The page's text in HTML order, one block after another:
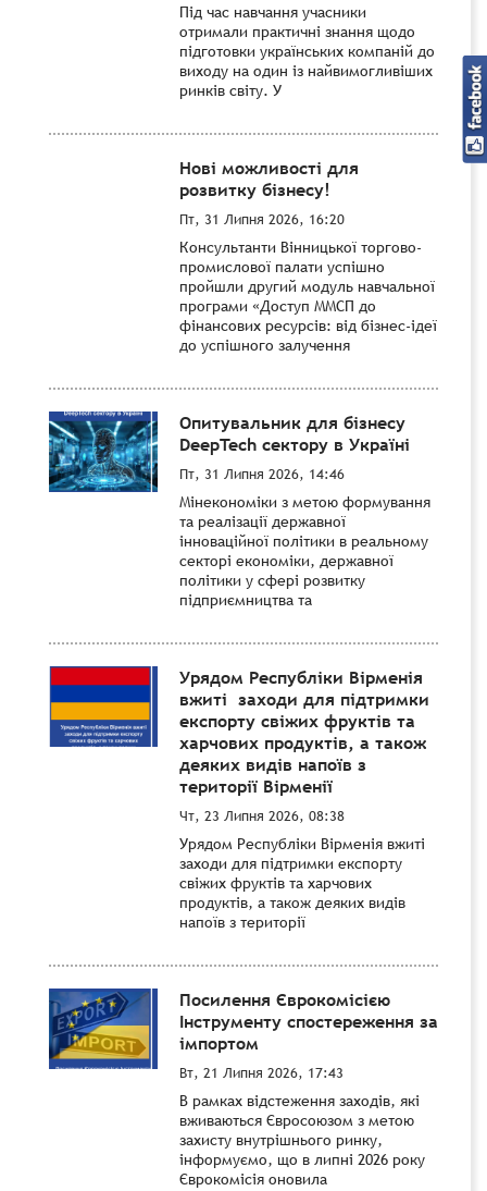
Під час навчання учасники
отримали практичні знання щодо
підготовки українських компаній до
виходу на один із найвимогливіших
ринків світу. У
Нові можливості для
розвитку бізнесу!
Пт, 31 Липня 2026, 16:20
Консультанти Вінницької торгово-
промислової палати успішно
пройшли другий модуль навчальної
програми «Доступ ММСП до
фінансових ресурсів: від бізнес-ідеї
до успішного залучення
Опитувальник для бізнесу
DeepTech сектору в Україні
Пт, 31 Липня 2026, 14:46
Мінекономіки з метою формування
та реалізації державної
інноваційної політики в реальному
секторі економіки, державної
політики у сфері розвитку
підприємництва та
Урядом Республіки Вірменія
вжиті заходи для підтримки
експорту свіжих фруктів та
харчових продуктів, а також
деяких видів напоїв з
території Вірменії
Чт, 23 Липня 2026, 08:38
Урядом Республіки Вірменія вжиті
заходи для підтримки експорту
свіжих фруктів та харчових
продуктів, а також деяких видів
напоїв з території
Посилення Єврокомісією
Інструменту спостереження за
імпортом
Вт, 21 Липня 2026, 17:43
В рамках відстеження заходів, які
вживаються Євросоюзом з метою
захисту внутрішнього ринку,
інформуємо, що в липні 2026 року
Єврокомісія оновила